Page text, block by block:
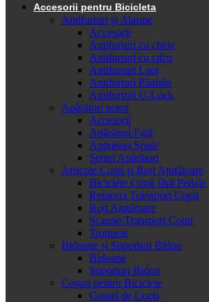
Accesorii pentru Bicicleta
Antifurturi și Alarme
Accesorii
Antifurturi cu cheie
Antifurturi cu cifru
Antifurturi Lanț
Antifurturi Pliabile
Antifurturi U-Lock
Apărători noroi
Accesorii
Apărători Față
Apărători Spate
Seturi Apărători
Articole Copii și Roți Ajutătoare
Biciclete Copii fără Pedale
Remorci Transport Copii
Roți Ajutătoare
Scaune Transport Copii
Trotinete
Bidoane și Suporturi Bidon
Bidoane
Suporturi Bidon
Coșuri pentru Biciclete
Cosuri de Copii